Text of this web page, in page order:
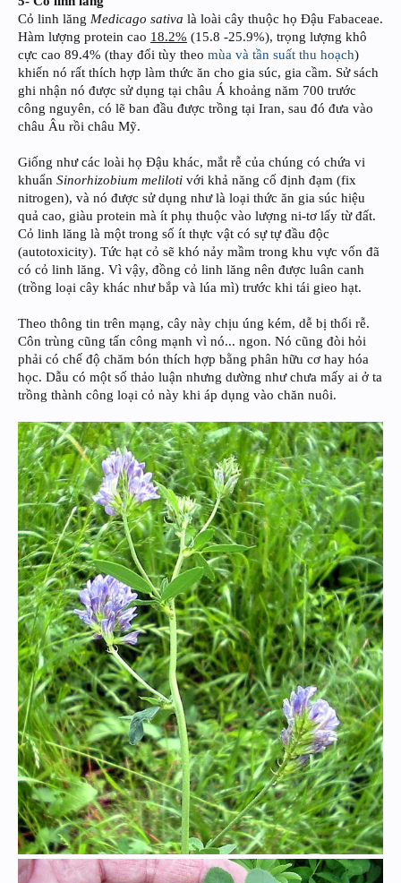
Cỏ linh lăng Medicago sativa là loài cây thuộc họ Đậu Fabaceae.
Hàm lượng protein cao 18.2% (15.8 -25.9%), trọng lượng khô
cực cao 89.4% (thay đổi tùy theo mùa và tần suất thu hoạch)
khiến nó rất thích hợp làm thức ăn cho gia súc, gia cầm. Sử sách
ghi nhận nó được sử dụng tại châu Á khoảng năm 700 trước
công nguyên, có lẽ ban đầu được trồng tại Iran, sau đó đưa vào
châu Âu rồi châu Mỹ.
Giống như các loài họ Đậu khác, mắt rễ của chúng có chứa vi
khuẩn Sinorhizobium meliloti với khả năng cố định đạm (fix
nitrogen), và nó được sử dụng như là loại thức ăn gia súc hiệu
quả cao, giàu protein mà ít phụ thuộc vào lượng ni-tơ lấy từ đất.
Cỏ linh lăng là một trong số ít thực vật có sự tự đầu độc
(autotoxicity). Tức hạt cỏ sẽ khó nảy mầm trong khu vực vốn đã
có cỏ linh lăng. Vì vậy, đồng cỏ linh lăng nên được luân canh
(trồng loại cây khác như bắp và lúa mì) trước khi tái gieo hạt.
Theo thông tin trên mạng, cây này chịu úng kém, dễ bị thối rễ.
Côn trùng cũng tấn công mạnh vì nó... ngon. Nó cũng đòi hỏi
phải có chế độ chăm bón thích hợp bằng phân hữu cơ hay hóa
học. Dẫu có một số thảo luận nhưng dường như chưa mấy ai ở ta
trồng thành công loại cỏ này khi áp dụng vào chăn nuôi.